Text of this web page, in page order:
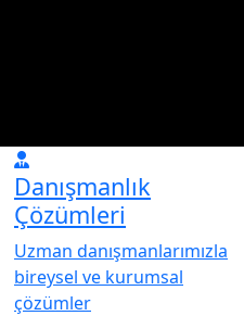
Danışmanlık
Çözümleri
Uzman danışmanlarımızla
bireysel ve kurumsal
çözümler